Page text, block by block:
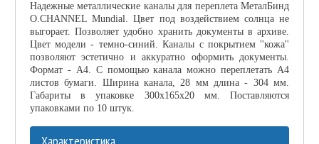
Надежные металлические каналы для переплета МеталБинд
O.CHANNEL Mundial. Цвет под воздействием солнца не
выгорает. Позволяет удобно хранить документы в архиве.
Цвет модели - темно-синий. Каналы с покрытием ''кожа''
позволяют эстетично и аккуратно оформить документы.
Формат - А4. С помощью канала можно переплетать А4
листов бумаги. Ширина канала, 28 мм длина - 304 мм.
Габариты в упаковке 300х165х20 мм. Поставляются
упаковками по 10 штук.